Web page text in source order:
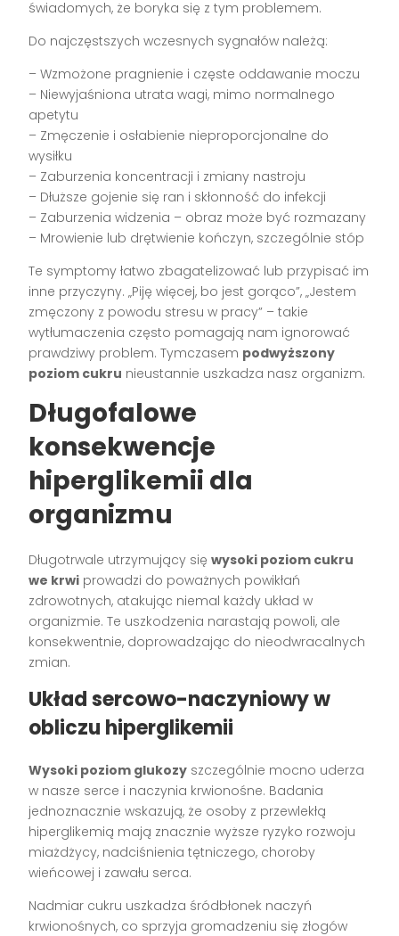
świadomych, że boryka się z tym problemem.
Do najczęstszych wczesnych sygnałów należą:
– Wzmożone pragnienie i częste oddawanie moczu
– Niewyjaśniona utrata wagi, mimo normalnego
apetytu
– Zmęczenie i osłabienie nieproporcjonalne do
wysiłku
– Zaburzenia koncentracji i zmiany nastroju
– Dłuższe gojenie się ran i skłonność do infekcji
– Zaburzenia widzenia – obraz może być rozmazany
– Mrowienie lub drętwienie kończyn, szczególnie stóp
Te symptomy łatwo zbagatelizować lub przypisać im
inne przyczyny. „Piję więcej, bo jest gorąco”, „Jestem
zmęczony z powodu stresu w pracy” – takie
wytłumaczenia często pomagają nam ignorować
prawdziwy problem. Tymczasem podwyższony
poziom cukru nieustannie uszkadza nasz organizm.
Długofalowe
konsekwencje
hiperglikemii dla
organizmu
Długotrwale utrzymujący sięwysoki poziom cukru
we krwi prowadzi do poważnych powikłań
zdrowotnych, atakując niemal każdy układ w
organizmie. Te uszkodzenia narastają powoli, ale
konsekwentnie, doprowadzając do nieodwracalnych
zmian.
Układ sercowo-naczyniowy w
obliczu hiperglikemii
Wysoki poziom glukozy szczególnie mocno uderza
w nasze serce i naczynia krwionośne. Badania
jednoznacznie wskazują, że osoby z przewlekłą
hiperglikemią mają znacznie wyższe ryzyko rozwoju
miażdżycy, nadciśnienia tętniczego, choroby
wieńcowej i zawału serca.
Nadmiar cukru uszkadza śródbłonek naczyń
krwionośnych, co sprzyja gromadzeniu się złogów